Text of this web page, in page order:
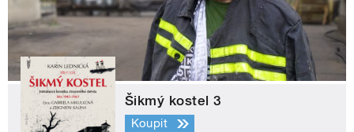
Šikmý kostel 3
Koupit